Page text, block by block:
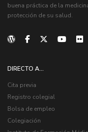
buena práctica de la
protección de su salud.
DIRECTO A...
Cita previa
Registro colegial
Bolsa de empleo
Colegiación